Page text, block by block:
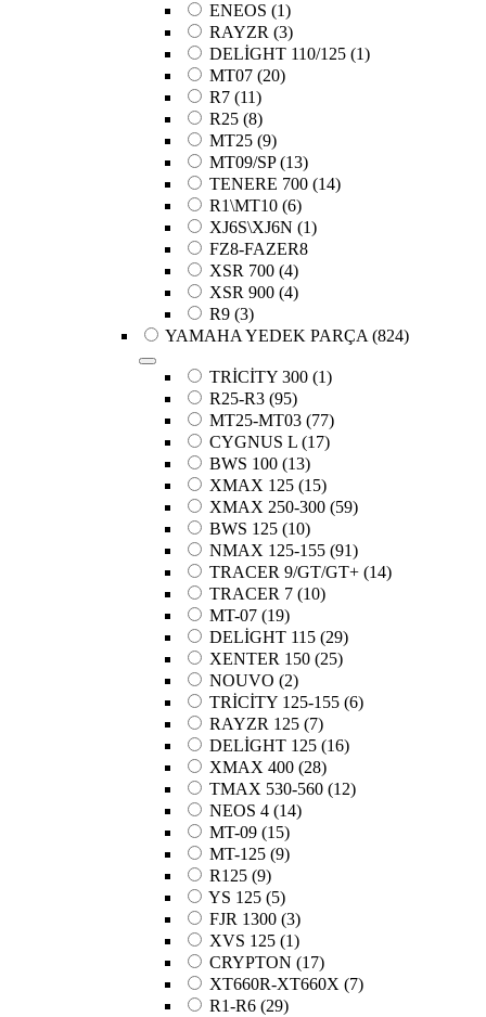
ENEOS (1)
RAYZR (3)
DELİGHT 110/125 (1)
MT07 (20)
R7 (11)
R25 (8)
MT25 (9)
MT09/SP (13)
TENERE 700 (14)
R1\MT10 (6)
XJ6S\XJ6N (1)
FZ8-FAZER8
XSR 700 (4)
XSR 900 (4)
R9 (3)
YAMAHA YEDEK PARÇA (824)
TRİCİTY 300 (1)
R25-R3 (95)
MT25-MT03 (77)
CYGNUS L (17)
BWS 100 (13)
XMAX 125 (15)
XMAX 250-300 (59)
BWS 125 (10)
NMAX 125-155 (91)
TRACER 9/GT/GT+ (14)
TRACER 7 (10)
MT-07 (19)
DELİGHT 115 (29)
XENTER 150 (25)
NOUVO (2)
TRİCİTY 125-155 (6)
RAYZR 125 (7)
DELİGHT 125 (16)
XMAX 400 (28)
TMAX 530-560 (12)
NEOS 4 (14)
MT-09 (15)
MT-125 (9)
R125 (9)
YS 125 (5)
FJR 1300 (3)
XVS 125 (1)
CRYPTON (17)
XT660R-XT660X (7)
R1-R6 (29)